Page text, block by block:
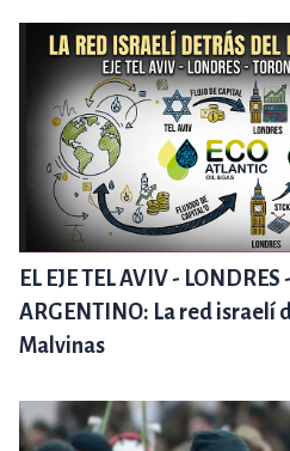
EL EJE TEL AVIV -
ARGENTINO: La red israelí
Malvinas